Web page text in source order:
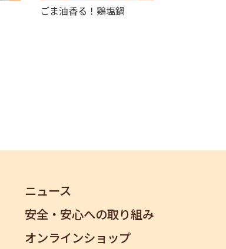
ごま油香る！鶏塩鍋
ニュース
安全・安心への取り組み
オンラインショップ